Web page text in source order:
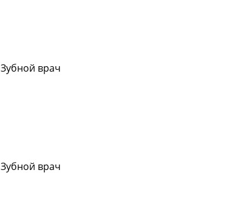
Зубной врач
Зубной врач